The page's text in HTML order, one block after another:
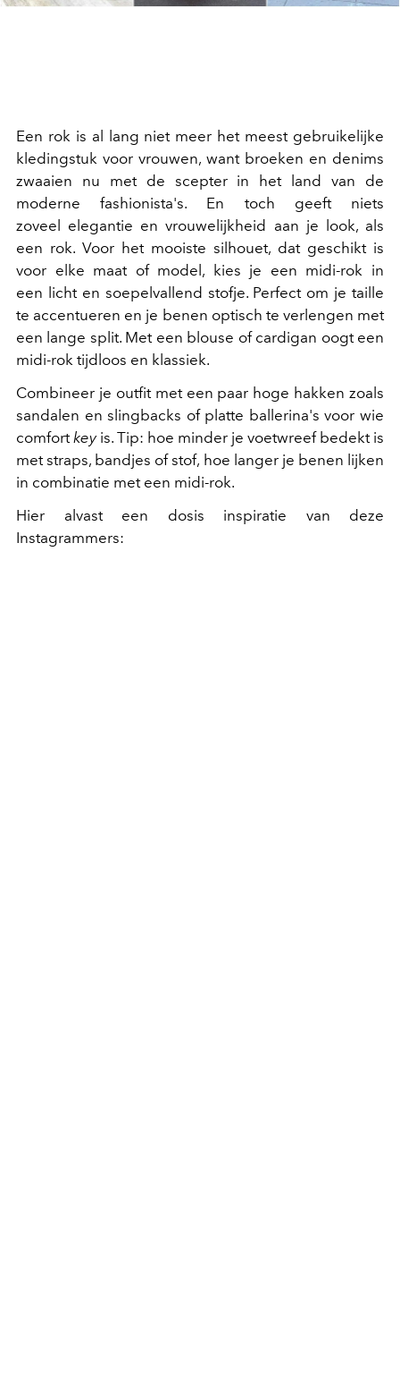
Een rok is al lang niet meer het meest gebruikelijke
kledingstuk voor vrouwen, want broeken en denims
zwaaien nu met de scepter in het land van de
moderne fashionista's. En toch geeft niets
zoveel elegantie en vrouwelijkheid aan je look, als
een rok. Voor het mooiste silhouet, dat geschikt is
voor elke maat of model, kies je een midi-rok in
een licht en soepelvallend stofje. Perfect om je taille
te accentueren en je benen optisch te verlengen met
een lange split. Met een blouse of cardigan oogt een
midi-rok tijdloos en klassiek.
Combineer je outfit met een paar hoge hakken zoals
sandalen en slingbacks of platte ballerina's voor wie
comfortkeyis. Tip: hoe minder je voetwreef bedekt is
met straps, bandjes of stof, hoe langer je benen lijken
in combinatie met een midi-rok.
Hier alvast een dosis inspiratie van deze
Instagrammers: